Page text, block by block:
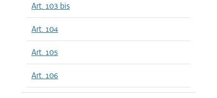
Art. 103 bis
Art. 104
Art. 105
Art. 106